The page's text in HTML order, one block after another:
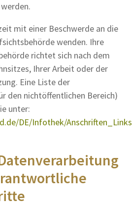
mit einer Beschwerde an die
wenden. Ihre
richtet sich nach dem
Ihrer Arbeit oder der
Eine Liste der
den nichtöffentlichen Bereich)
unter:
DE/Infothek/